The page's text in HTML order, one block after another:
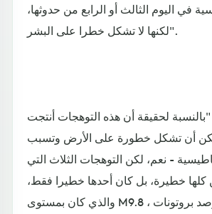
في اليوم الثالث أو الرابع من حدوثها،
لكنها لا تشكل خطرا على البشر".
لحقيقة أن هذه التوهجات أنتجت
أن تشكل خطورة على الأرض وتسبب
- نعم، لكن التوهجات الثلاث التي
خطيرة، بل كان أحدها خطيرا فقط،
والذي كان بمستوى M9.8 ، وبما أنه تم رصد بروتونات